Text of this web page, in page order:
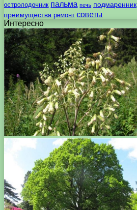
остролодочник пальма печь подмаренник
преимущества ремонт советы
Интересно